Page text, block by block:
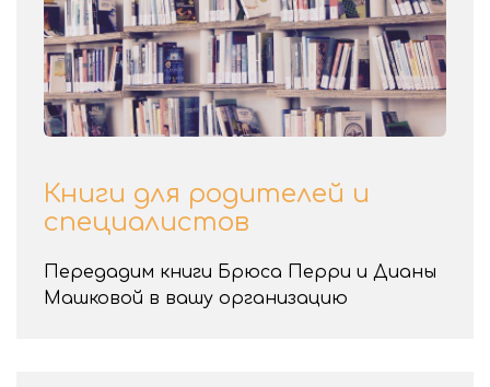
Книги для родителей и
специалистов
Передадим книги Брюса Перри и Дианы
Машковой в вашу организацию